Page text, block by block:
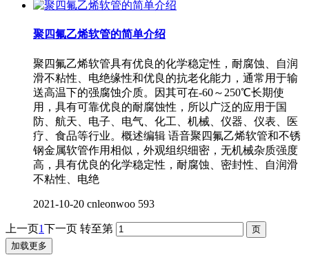
聚四氟乙烯软管的简单介绍
聚四氟乙烯软管具有优良的化学稳定性，耐腐蚀、自润
滑不粘性、电绝缘性和优良的抗老化能力，通常用于输
送高温下的强腐蚀介质。因其可在-60～250℃长期使
用，具有可靠优良的耐腐蚀性，所以广泛的应用于国
防、航天、电子、电气、化工、机械、仪器、仪表、医
疗、食品等行业。概述编辑 语音聚四氟乙烯软管和不锈
钢金属软管作用相似，外观组织细密，无机械杂质强度
高，具有优良的化学稳定性，耐腐蚀、密封性、自润滑
不粘性、电绝
2021-10-20 cnleonwoo 593
上一页1下一页 转至第
加载更多